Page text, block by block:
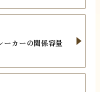
ーカーの関係容量